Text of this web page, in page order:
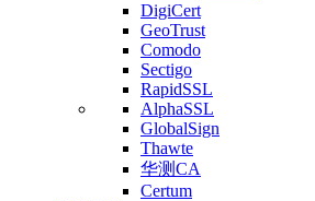
DigiCert
GeoTrust
Comodo
Sectigo
RapidSSL
AlphaSSL
GlobalSign
Thawte
华测CA
Certum